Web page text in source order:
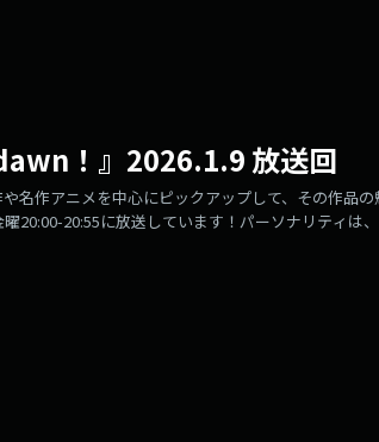
！』2026.1.9 放送回
名作アニメを中心にピックアップして、その作品
20:00-20:55に放送しています！パーソナリティは
https://twitter.com/anime_dawn